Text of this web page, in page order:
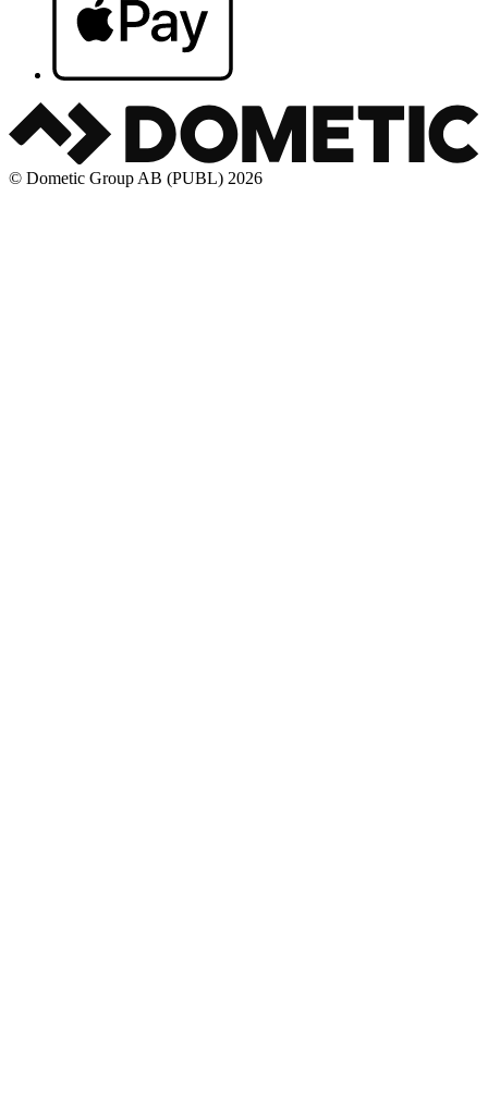
© Dometic Group AB (PUBL) 2026